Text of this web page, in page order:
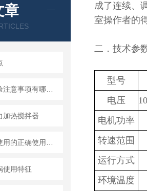
章
加热搅拌器
使用特征
成了连续、
室操作者的
二．技术参
型号
电压
电机功率
转速范围
运行方式
环境温度